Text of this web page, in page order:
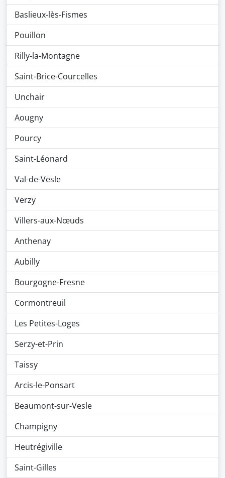
Baslieux-lès-Fismes
Pouillon
Rilly-la-Montagne
Saint-Brice-Courcelles
Unchair
Aougny
Pourcy
Saint-Léonard
Val-de-Vesle
Verzy
Villers-aux-Nœuds
Anthenay
Aubilly
Bourgogne-Fresne
Cormontreuil
Les Petites-Loges
Serzy-et-Prin
Taissy
Arcis-le-Ponsart
Beaumont-sur-Vesle
Champigny
Heutrégiville
Saint-Gilles